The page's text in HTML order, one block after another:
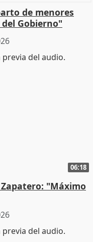
de menores
Gobierno"
06:18
"Máximo